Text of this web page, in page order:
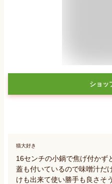
ショッ
猫大好き
16センチの小鍋で焦げ付かず
蓋も付いているので味噌汁だ
けも出来て使い勝手も良さそ